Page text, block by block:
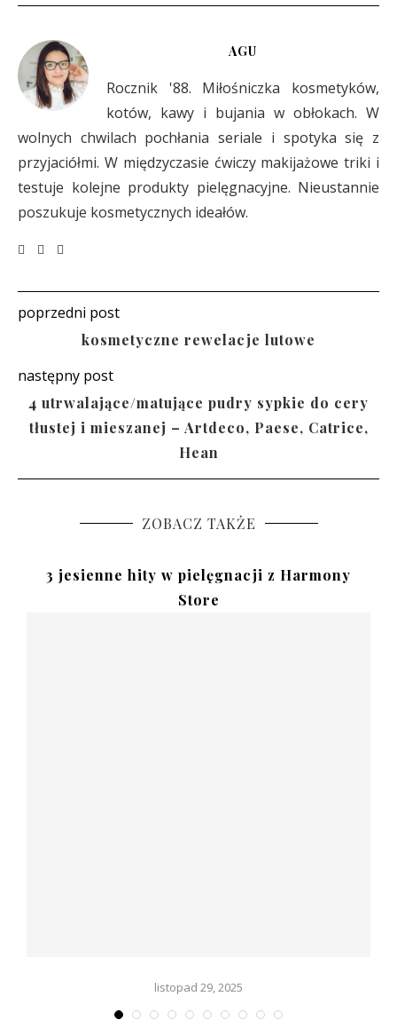
AGU
Rocznik '88. Miłośniczka kosmetyków,
kotów, kawy i bujania w obłokach. W
wolnych chwilach pochłania seriale i spotyka się z
przyjaciółmi. W międzyczasie ćwiczy makijażowe triki i
testuje kolejne produkty pielęgnacyjne. Nieustannie
poszukuje kosmetycznych ideałów.
poprzedni post
kosmetyczne rewelacje lutowe
następny post
4 utrwalające/matujące pudry sypkie do cery
tłustej i mieszanej – Artdeco, Paese, Catrice,
Hean
ZOBACZ TAKŻE
3 jesienne hity w pielęgnacji z Harmony
Store
listopad 29, 2025